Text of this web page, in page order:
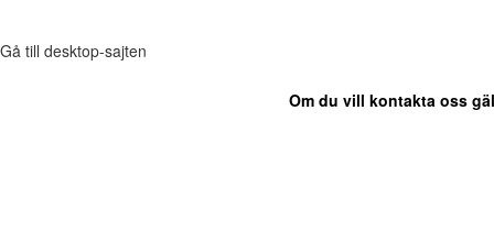
Gå till desktop-sajten
Om du vill kontakta oss